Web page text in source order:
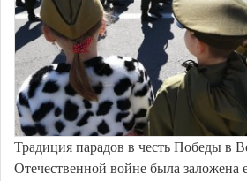
Традиция парадов в честь Победы в
Отечественной войне была заложена